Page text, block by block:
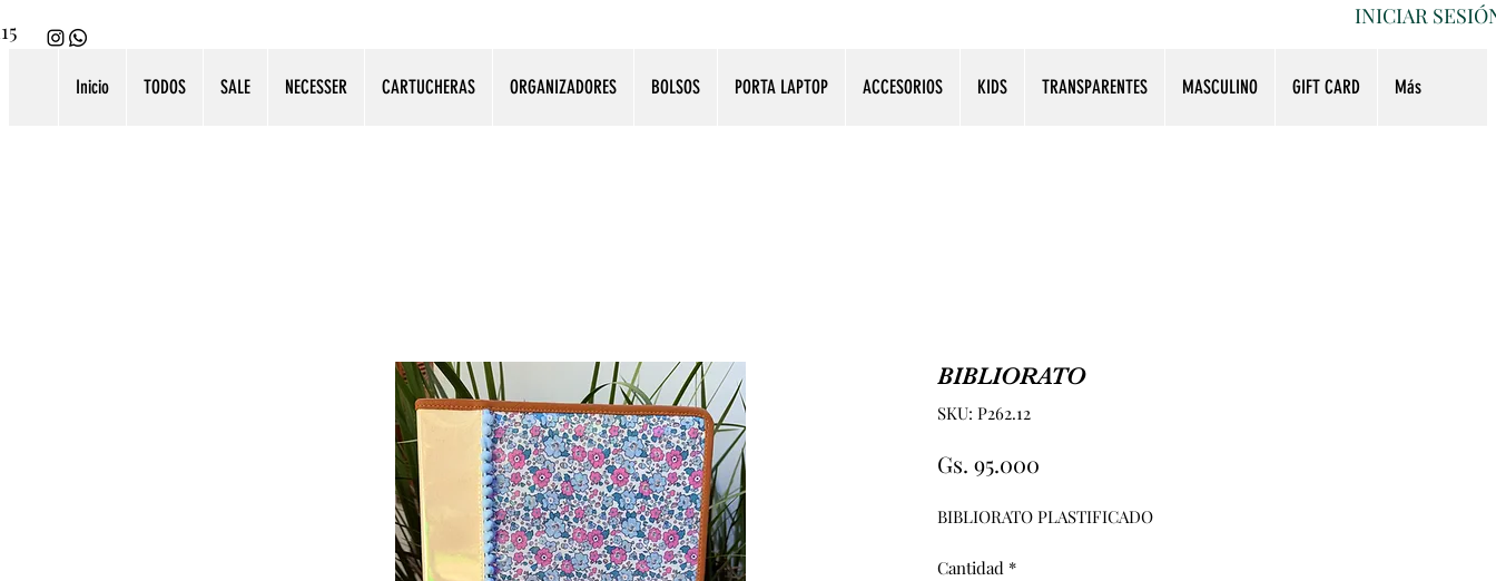
INICIAR
Inicio TODOS SALE NECESSER CARTUCHERAS ORGANIZADORES BOLSOS PORTA LAPTOP ACCESORIOS KIDS TRANSPARENTES MASCULINO GIFT CARD Más
BIBLIORATO
SKU: P262.12
Gs. 95.000
BIBLIORATO PLASTIFICADO
Cantidad *